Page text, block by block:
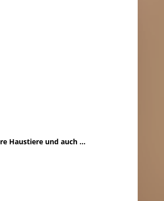
Haustiere und auch ...